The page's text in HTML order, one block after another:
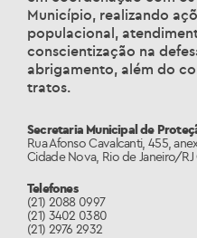
Município, realizando
populacional,
conscientização na
abrigamento, além do
tratos.
Secretaria Municipal de
Rua Afonso Cavalcanti, 455,
Cidade Nova, Rio de Janeiro/RJ
Telefones
(21) 2088 0997
(21) 3402 0380
(21) 2976 2932